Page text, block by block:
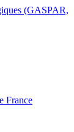
(GASPAR,
France